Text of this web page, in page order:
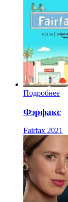
Подробнее
Фэрфакс
Fairfax 2021